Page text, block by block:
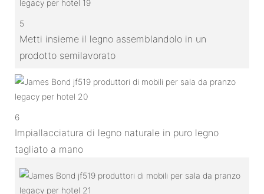
5
Metti insieme il legno assemblandolo in un
prodotto semilavorato
6
Impiallacciatura di legno naturale in puro legno
tagliato a mano